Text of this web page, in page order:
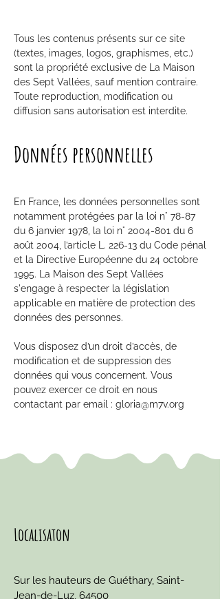
Tous les contenus présents sur ce site
(textes, images, logos, graphismes, etc.)
sont la propriété exclusive de La Maison
des Sept Vallées, sauf mention contraire.
Toute reproduction, modification ou
diffusion sans autorisation est interdite.
Données personnelles
En France, les données personnelles sont
notamment protégées par la loi n° 78-87
du 6 janvier 1978, la loi n° 2004-801 du 6
août 2004, l’article L. 226-13 du Code pénal
et la Directive Européenne du 24 octobre
1995. La Maison des Sept Vallées
s'engage à respecter la législation
applicable en matière de protection des
données des personnes.
Vous disposez d’un droit d’accès, de
modification et de suppression des
données qui vous concernent. Vous
pouvez exercer ce droit en nous
contactant par email : gloria@m7v.org
Localisaton
Sur les hauteurs de Guéthary, Saint-
Jean-de-Luz, 64500